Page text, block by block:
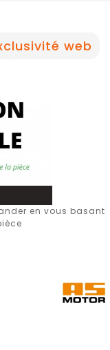
web
en vous basant